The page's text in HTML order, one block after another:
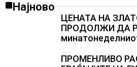
Најново
ЦЕНАТА НА
ПРОДОЛЖИ ДА
ПРОМЕНЛИВО